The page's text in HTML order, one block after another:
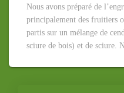
Nous avons préparé de
principalement des fruitiers
partis sur un mélange de
sciure de bois) et de sciure.